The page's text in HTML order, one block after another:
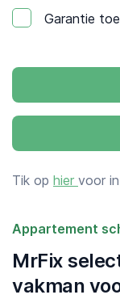
Garantie
Tik op hier voor
Appartement
MrFix
vakman